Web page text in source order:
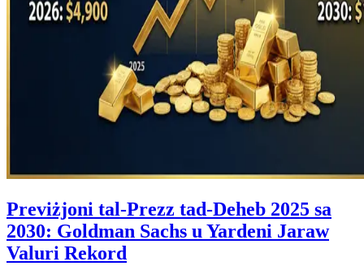
Previżjoni tal-Prezz tad-Deheb 2025 sa
2030: Goldman Sachs u Yardeni Jaraw
Valuri Rekord